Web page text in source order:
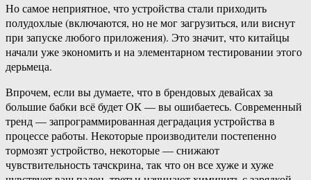
Но самое неприятное, что устройства стали приходить
полудохлые (включаются, но не мог загрузиться, или виснут
при запуске любого приложения). Это значит, что китайцы
начали уже экономить и на элементарном тестировании этого
дерьмеца.
Впрочем, если вы думаете, что в брендовых девайсах за
большие бабки всё будет ОК — вы ошибаетесь. Современный
тренд — запрограммированная деградация устройства в
процессе работы. Некоторые производители постепенно
тормозят устройство, некоторые — снижают
чувствительность тачскрина, так что он все хуже и хуже